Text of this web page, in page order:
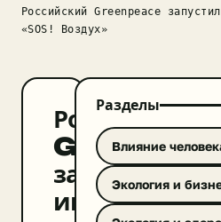
Российский Greenpeace
«SOS! Воздух»
Российский
запустил
Разделы
Влияние
Экология и